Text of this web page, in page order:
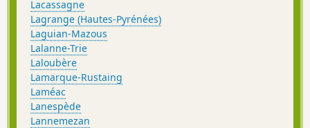
Lacassagne
Lagrange (Hautes-Pyrénées)
Laguian-Mazous
Lalanne-Trie
Laloubère
Lamarque-Rustaing
Laméac
Lanespède
Lannemezan